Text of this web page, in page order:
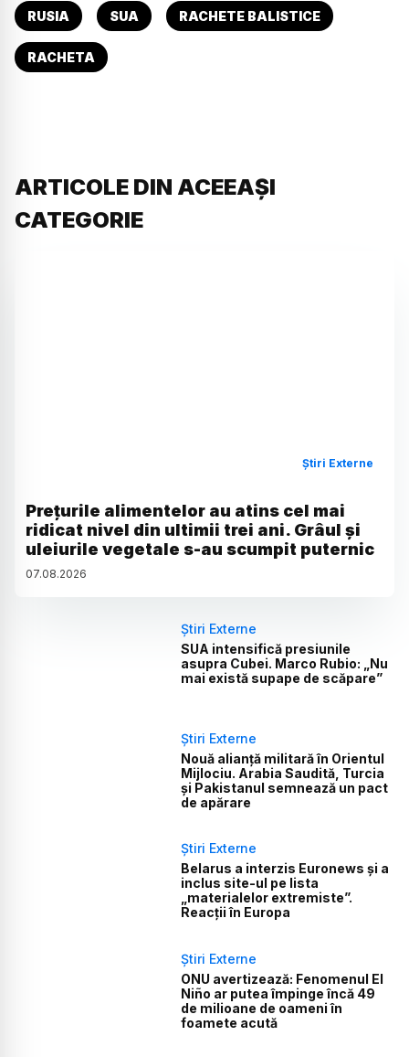
RUSIA SUA RACHETE BALISTICE
RACHETA
ARTICOLE DIN ACEEAȘI
CATEGORIE
Știri Externe
Prețurile alimentelor au atins cel mai
ridicat nivel din ultimii trei ani. Grâul și
uleiurile vegetale s-au scumpit puternic
07.08.2026
Știri Externe
SUA intensifică presiunile
asupra Cubei. Marco Rubio: „Nu
mai există supape de scăpare”
Știri Externe
Nouă alianță militară în Orientul
Mijlociu. Arabia Saudită, Turcia
și Pakistanul semnează un pact
de apărare
Știri Externe
Belarus a interzis Euronews și a
inclus site-ul pe lista
„materialelor extremiste”.
Reacții în Europa
Știri Externe
ONU avertizează: Fenomenul El
Niño ar putea împinge încă 49
de milioane de oameni în
foamete acută